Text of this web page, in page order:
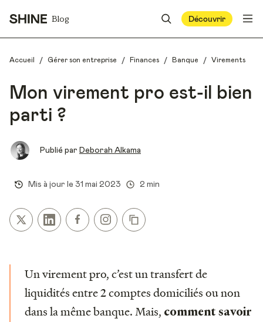
Blog Découvrir
Accueil / Gérer son entreprise / Finances / Banque / Virements
Mon virement pro est-il bien
parti ?
Publié par Deborah Alkama
Mis à jour le 31 mai 2023 2 min
Un virement pro, c’est un transfert de
liquidités entre 2 comptes domiciliés ou non
dans la même banque. Mais, comment savoir